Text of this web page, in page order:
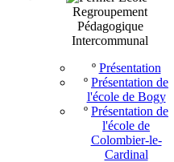
Regroupement
Pédagogique
Intercommunal
º Présentation
º Présentation de
l'école de Bogy
º Présentation de
l'école de
Colombier-le-
Cardinal